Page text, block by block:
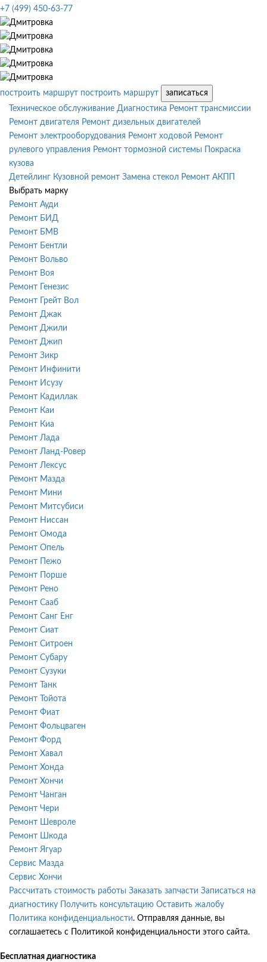
+7 (499) 450-63-77
построить маршрут построить маршрут
записаться
Техническое обслуживание Диагностика Ремонт трансмиссии
Ремонт двигателя Ремонт дизельных двигателей
Ремонт электрооборудования Ремонт ходовой Ремонт
рулевого управления Ремонт тормозной системы
Покраска
кузова
Детейлинг Кузовной ремонт Замена стекол Ремонт АКПП
Выбрать марку
Ремонт Ауди
Ремонт БИД
Ремонт БМВ
Ремонт Бентли
Ремонт Вольво
Ремонт Воя
Ремонт Генезис
Ремонт Грейт Вол
Ремонт Джак
Ремонт Джили
Ремонт Джип
Ремонт Зикр
Ремонт Инфинити
Ремонт Исузу
Ремонт Кадиллак
Ремонт Каи
Ремонт Киа
Ремонт Лада
Ремонт Ланд-Ровер
Ремонт Лексус
Ремонт Мазда
Ремонт Мини
Ремонт Митсубиси
Ремонт Ниссан
Ремонт Омода
Ремонт Опель
Ремонт Пежо
Ремонт Порше
Ремонт Рено
Ремонт Сааб
Ремонт Санг Енг
Ремонт Сиат
Ремонт Ситроен
Ремонт Субару
Ремонт Сузуки
Ремонт Танк
Ремонт Тойота
Ремонт Фиат
Ремонт Фольцваген
Ремонт Форд
Ремонт Хавал
Ремонт Хонда
Ремонт Хончи
Ремонт Чанган
Ремонт Чери
Ремонт Шевроле
Ремонт Шкода
Ремонт Ягуар
Сервис Мазда
Сервис Хончи
Рассчитать стоимость работы Заказать запчасти Записаться на
диагностику
Получить консультацию Оставить жалобу
Политика конфиденциальности. Отправляя данные, вы
соглашаетесь с Политикой конфиденциальности этого сайта.
Бесплатная диагностика